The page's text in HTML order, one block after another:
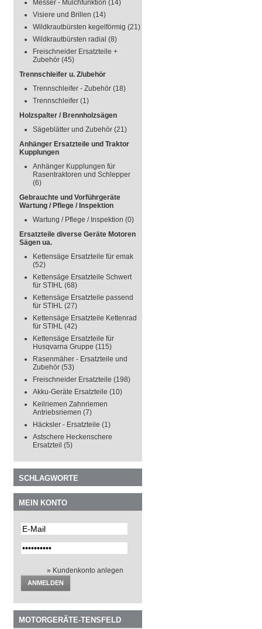
Messer - Mulchfunktion (14)
Visiere und Brillen (14)
Wildkrautbürsten kegelförmig (21)
Wildkrautbürsten radial (8)
Freischneider Ersatzteile +
Zubehör (45)
Trennschleifer u. Z/ubehör
Trennschleifer - Zubehör (18)
Trennschleifer (1)
Holzspalter / Brennholzsägen
Sägeblätter und Zubehör (21)
Anhänger Ersatzteile und Traktor
Kupplungen
Anhänger Kupplungen für
Rasentraktoren und Schlepper
(6)
Gebrauchte und Vorführgeräte
Wartung / Pflege / Inspektion
Wartung / Pflege / Inspektion (0)
Ersatzteile diverse Geräte Motoren
Sägen ua.
Kettensäge Ersatzteile für emak
(52)
Kettensäge Ersatzteile Schwert
für STIHL (68)
Kettensäge Ersatzteile passend
für STIHL (27)
Kettensäge Ersatzteile Kettenrad
für STIHL (42)
Kettensäge Ersatzteile für
Husqvarna Gruppe (115)
Rasenmäher - Ersatzteile und
Zubehör (53)
Freischneider Ersatzteile (198)
Akku-Geräte Ersatzteile (10)
Keilriemen Zahnriemen
Antriebsriemen (7)
Häcksler - Ersatzteile (1)
Astschere Heckenschere
Ersatzteil (5)
SCHLAGWORTE
MEIN KONTO
» Kundenkonto anlegen
ANMELDEN
MOTORGERÄTE-TENSFELD